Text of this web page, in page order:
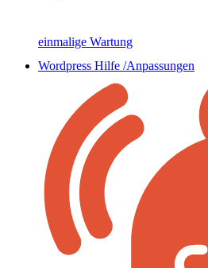
einmalige Wartung
Wordpress Hilfe /Anpassungen